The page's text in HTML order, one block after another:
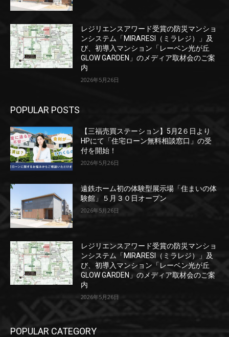
レジリエンスアワード受賞の防災マンショ
ンシステム「MIRARESI（ミラレジ）」及
び、初導入マンション「レーベン光が丘
GLOW GARDEN」のメディア取材会のご案
内
2026年5月26日
POPULAR POSTS
【三福売買ステーション】5月2６日より
HPにて「住宅ローン無料相談窓口」の受
付を開始！
2026年5月26日
遠鉄ホーム初の体験型展示場「住まいの体
験館」５月３０日オープン
2026年5月26日
レジリエンスアワード受賞の防災マンショ
ンシステム「MIRARESI（ミラレジ）」及
び、初導入マンション「レーベン光が丘
GLOW GARDEN」のメディア取材会のご案
内
2026年5月26日
POPULAR CATEGORY